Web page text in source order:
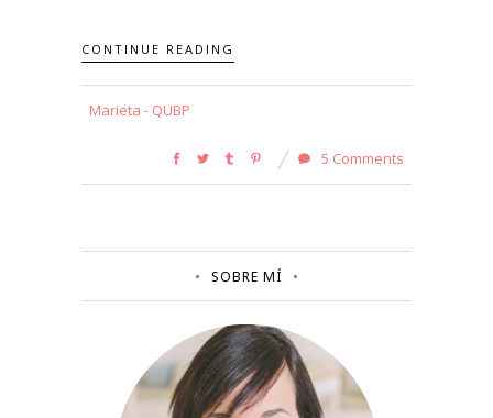
CONTINUE READING
Marieta - QUBP
5 Comments
SOBRE MÍ